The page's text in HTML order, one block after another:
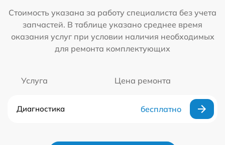
Стоимость указана за работу специалиста без учета
запчастей. В таблице указано среднее время
оказания услуг при условии наличия необходимых
для ремонта комплектующих
Услуга Цена ремонта
Диагностика бесплатно